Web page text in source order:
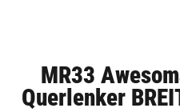
MR33
Querlenker